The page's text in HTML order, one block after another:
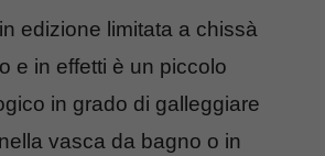
edizione limitata a chissà
e in effetti è un piccolo
in grado di galleggiare
vasca da bagno o in